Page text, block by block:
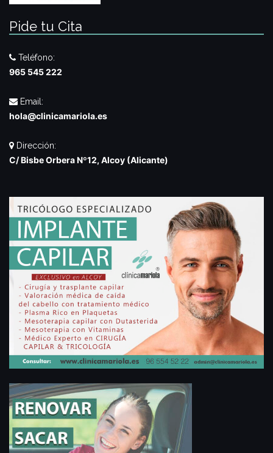
Pide tu Cita
Teléfono:
965 545 222
Email:
hola@clinicamariola.es
Dirección:
C/ Bisbe Orbera Nº12, Alcoy (Alicante)